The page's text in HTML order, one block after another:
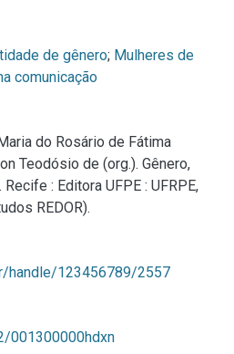
de gênero; Mulheres de
comunicação
do Rosário de Fátima
Teodósio de (org.). Gênero,
: Editora UFPE : UFRPE,
REDOR).
handle/123456789/2557
001300000hdxn